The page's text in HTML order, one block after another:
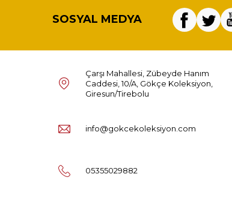
SOSYAL MEDYA
Çarşı Mahallesi, Zübeyde Hanım
Caddesi, 10/A, Gökçe Koleksiyon,
Giresun/Tirebolu
info@gokcekoleksiyon.com
05355029882